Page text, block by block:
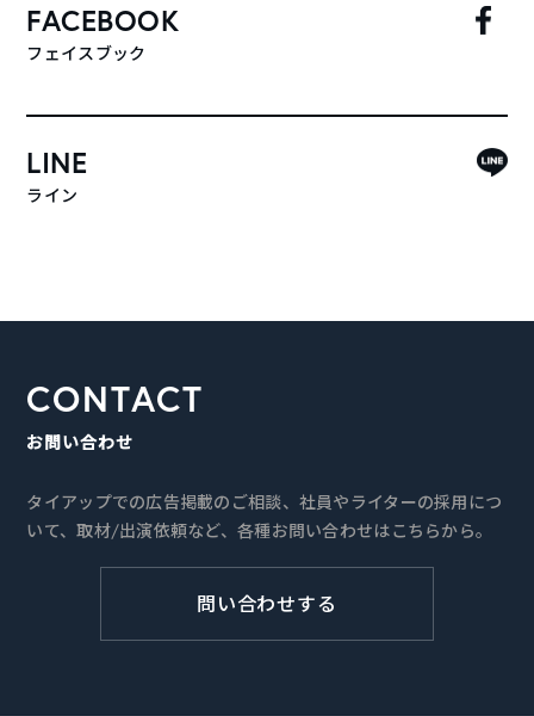
FACEBOOK
フェイスブック
LINE
ライン
CONTACT
お問い合わせ
タイアップでの広告掲載のご相談、社員やライターの採用につ
いて、取材/出演依頼など、各種お問い合わせはこちらから。
問い合わせする